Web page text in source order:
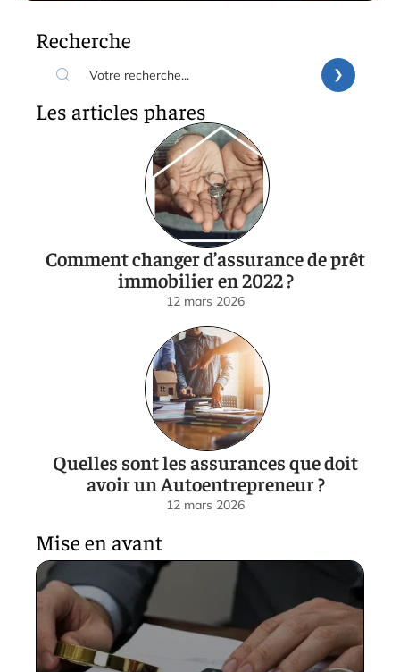
Recherche
Les articles phares
Comment changer d’assurance de prêt
immobilier en 2022 ?
12 mars 2026
Quelles sont les assurances que doit
avoir un Autoentrepreneur ?
12 mars 2026
Mise en avant